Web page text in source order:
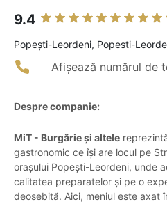
9.4
Popeşti-Leordeni, Popesti-
Afișează numărul de
Despre companie:
MiT - Burgărie și altele
gastronomic ce își are locul pe
orașului Popești-Leordeni, unde
calitatea preparatelor și pe o
deosebită. Aici, meniul este axat